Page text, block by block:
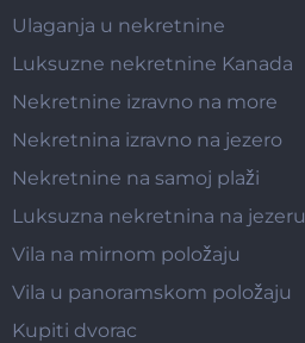
Ulaganja u nekretnine
Luksuzne nekretnine Kanada
Nekretnine izravno na more
Nekretnina izravno na jezero
Nekretnine na samoj plaži
Luksuzna nekretnina na jezeru
Vila na mirnom položaju
Vila u panoramskom položaju
Kupiti dvorac